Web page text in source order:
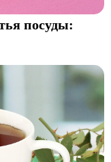
посуды: